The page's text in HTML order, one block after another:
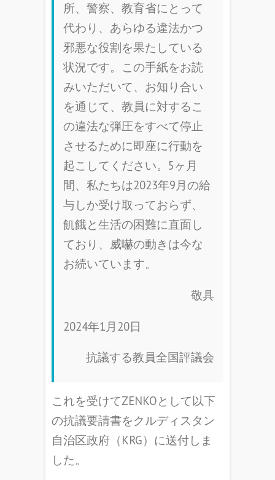
所、警察、教育省にとって
代わり、あらゆる違法かつ
邪悪な役割を果たしている
状況です。この手紙をお読
みいただいて、お知り合い
を通じて、教員に対するこ
の違法な弾圧をすべて停止
させるために即座に行動を
起こしてください。5ヶ月
間、私たちは2023年9月の給
与しか受け取っておらず、
飢餓と生活の困難に直面し
ており、威嚇の動きは今な
お続いています。
敬具
2024年1月20日
抗議する教員全国評議会
これを受けてZENKOとして以下
の抗議要請書をクルディスタン
自治区政府（KRG）に送付しま
した。